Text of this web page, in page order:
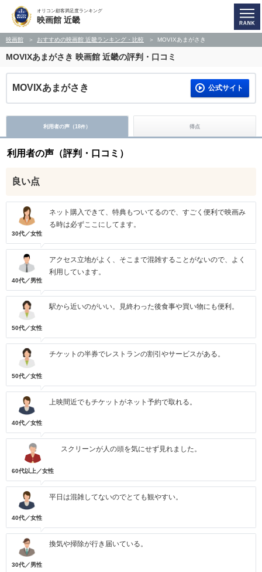
オリコン顧客満足度ランキング
映画館 近畿
映画館 おすすめの映画館 近畿ランキング・比較 MOVIXあまがさき
MOVIXあまがさき 映画館 近畿の評判・口コミ
MOVIXあまがさき 公式サイト
利用者の声（18件） 得点
利用者の声（評判・口コミ）
良い点
30代／女性
ネット購入できて、特典もついてるので、すごく便利で映画み
る時は必ずここにしてます。
40代／男性
アクセス立地がよく、そこまで混雑することがないので、よく
利用しています。
50代／女性
駅から近いのがいい。見終わった後食事や買い物にも便利。
50代／女性
チケットの半券でレストランの割引やサービスがある。
40代／女性
上映間近でもチケットがネット予約で取れる。
60代以上／女性
スクリーンが人の頭を気にせず見れました。
40代／女性
平日は混雑してないのでとても観やすい。
30代／男性
換気や掃除が行き届いている。